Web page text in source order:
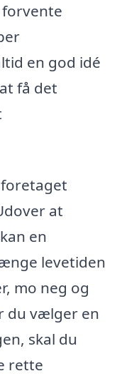
forvente
en god idé
få det
at
en
levetiden
mo neg og
du vælger en
skal du
rette